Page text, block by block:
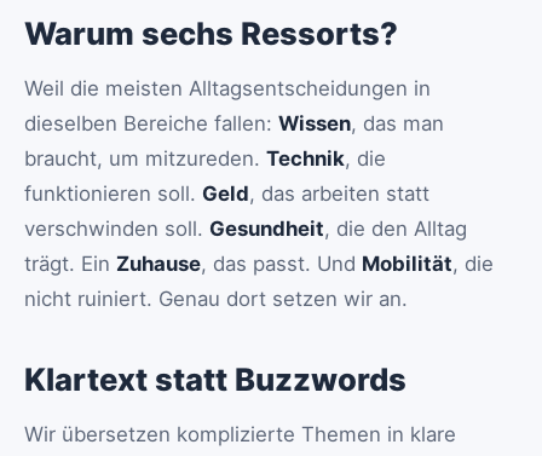
Warum sechs Ressorts?
Weil die meisten Alltagsentscheidungen in
dieselben Bereiche fallen: Wissen, das man
braucht, um mitzureden. Technik, die
funktionieren soll. Geld, das arbeiten statt
verschwinden soll. Gesundheit, die den Alltag
trägt. Ein Zuhause, das passt. Und Mobilität, die
nicht ruiniert. Genau dort setzen wir an.
Klartext statt Buzzwords
Wir übersetzen komplizierte Themen in klare